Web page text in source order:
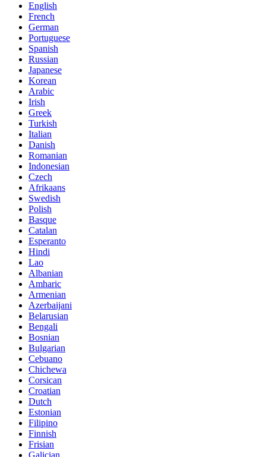
English
French
German
Portuguese
Spanish
Russian
Japanese
Korean
Arabic
Irish
Greek
Turkish
Italian
Danish
Romanian
Indonesian
Czech
Afrikaans
Swedish
Polish
Basque
Catalan
Esperanto
Hindi
Lao
Albanian
Amharic
Armenian
Azerbaijani
Belarusian
Bengali
Bosnian
Bulgarian
Cebuano
Chichewa
Corsican
Croatian
Dutch
Estonian
Filipino
Finnish
Frisian